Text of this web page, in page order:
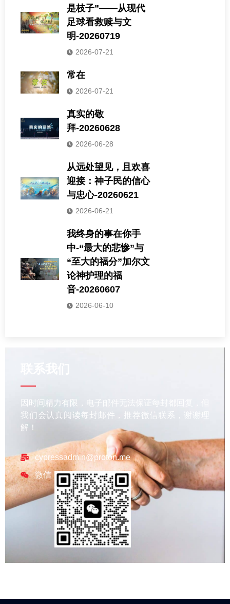
是枝子”——从现代
足球看救赎与文
明-20260719
2026-07-21
常在
2026-07-21
真实的敬
拜-20260628
2026-06-28
从远处望见，且欢喜
迎接：神子民的信心
与忠心-20260621
2026-06-21
我终身的事在你手
中-“最大的悲惨”与
“至大的福分”加尔文
论神护理的福
音-20260607
2026-06-10
因时间精力有限，电子邮件无法保证每封都回复，但
我们会认真阅读每封邮件，推荐微信联系，谢谢理
解！
cypressadmin@proton.me
微信